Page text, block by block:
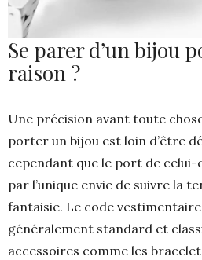
Se parer d’un bijou
raison ?
Une précision avant toute
porter un bijou est loin d’être
cependant que le port de celui-
par l’unique envie de suivre la
fantaisie. Le code
généralement standard et
accessoires comme les